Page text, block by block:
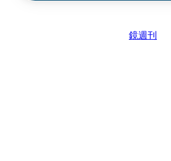
鏡週刊